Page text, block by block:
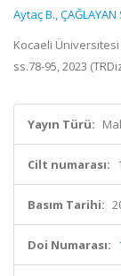
Aytaç B.,ÇAĞLAYAN
Kocaeli Üniversitesi
ss.78-95, 2023
Yayın Türü:
Cilt numarası: 1
Basım Tarihi:
Doi Numarası: